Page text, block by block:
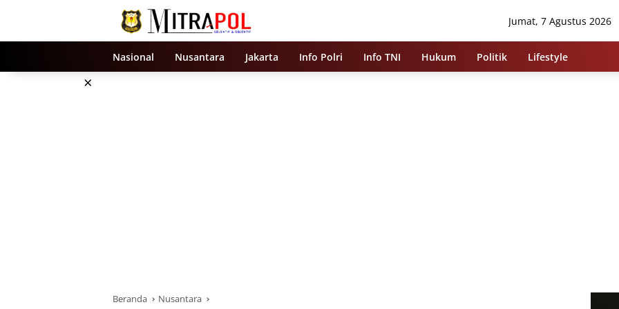
Jumat, 7 Agustus 2026
Nasional Nusantara Jakarta Info Polri Info TNI Hukum Politik Lifestyle
×
Beranda Nusantara